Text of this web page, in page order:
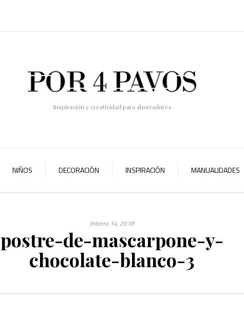
Inspiración y creatividad para ahorradores
NIÑOS DECORACIÓN INSPIRACIÓN MANUALIDADES
febrero 14, 2018
postre-de-mascarpone-y-
chocolate-blanco-3